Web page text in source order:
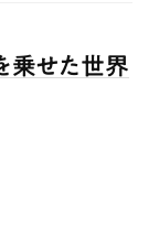
乗せた世界